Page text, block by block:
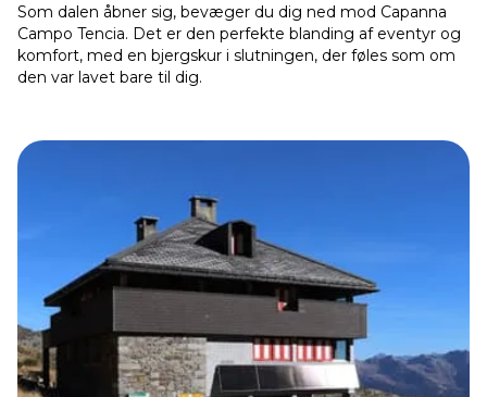
Som dalen åbner sig, bevæger du dig ned mod Capanna
Campo Tencia. Det er den perfekte blanding af eventyr og
komfort, med en bjergskur i slutningen, der føles som om
den var lavet bare til dig.